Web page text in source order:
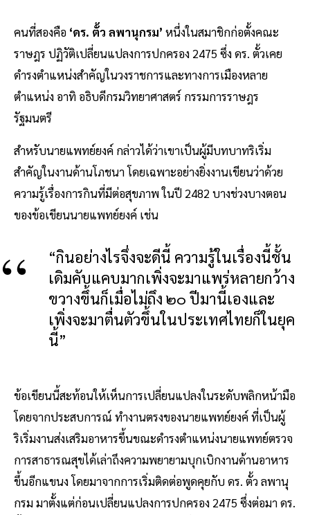
คนที่สองคือ ‘ดร. ตั้ว ลพานุกรม’ หนึ่งในสมาชิกก่อตั้งคณะ
ราษฎร ปฏิวัติเปลี่ยนแปลงการปกครอง 2475 ซึ่ง ดร. ตั้วเคย
ดำรงตำแหน่งสำคัญในวงราชการและทางการเมืองหลาย
ตำแหน่ง อาทิ อธิบดีกรมวิทยาศาสตร์ กรรมการราษฎร
รัฐมนตรี
สำหรับนายแพทย์ยงค์ กล่าวได้ว่าเขาเป็นผู้มีบทบาทริเริ่ม
สําคัญในงานด้านโภชนา โดยเฉพาะอย่างยิ่งงานเขียนว่าด้วย
ความรู้เรื่องการกินที่มีต่อสุขภาพ ในปี 2482 บางช่วงบางตอน
ของข้อเขียนนายแพทย์ยงค์ เช่น
“กินอย่างไรจึ่งจะดีนี้ ความรู้ในเรื่องนี้ชั้น
เดิมคับแคบมากเพิ่งจะมาแพร่หลายกว้าง
ขวางขึ้นก็เมื่อไม่ถึง ๒๐ ปีมานี้เองและ
เพิ่งจะมาตื่นตัวขึ้นในประเทศไทยก็ในยุค
นี้”
ข้อเขียนนี้สะท้อนให้เห็นการเปลี่ยนแปลงในระดับพลิกหน้ามือ
โดยจากประสบการณ์ ทํางานตรงของนายแพทย์ยงค์ ที่เป็นผู้
ริเริ่มงานส่งเสริมอาหารขึ้นขณะดํารงตําแหน่งนายแพทย์ตรวจ
การสาธารณสุขได้เล่าถึงความพยายามบุกเบิกงานด้านอาหาร
ขึ้นอีกแขนง โดยมาจากการเริ่มติดต่อพูดคุยกับ ดร. ตั้ว ลพานุ
กรม มาตั้งแต่ก่อนเปลี่ยนแปลงการปกครอง 2475 ซึ่งต่อมา ดร.